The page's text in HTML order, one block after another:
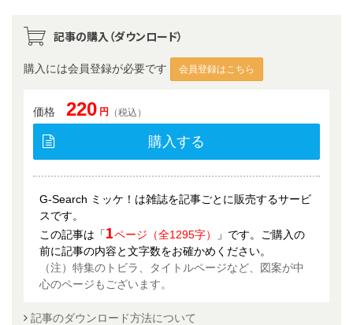
記事の購入（ダウンロード）
購入には会員登録が必要です 会員登録はこちら
価格 220 円 （税込）
購入する
G-Search ミッケ！は雑誌を記事ごとに販売するサービ
スです。
この記事は「1ページ（全1295字）
」です。ご購入の
前に記事の内容と文字数をお確かめください。
（注）特集のトビラ、タイトルページなど、図案が中
心のページもございます。
記事のダウンロード方法について